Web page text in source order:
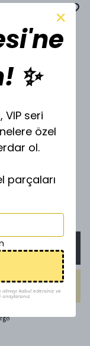
EKLE
✨
VIP seri
özel
ol.
parçaları
kabul edersiniz ve